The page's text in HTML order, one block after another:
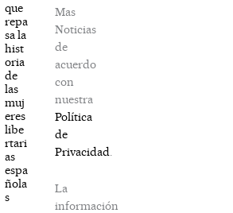
que
repa
sa la
hist
oria
de
las
muj
eres
libe
rtari
as
espa
ñola
s
Mas
Noticias
de
acuerdo
con
nuestra
Política
de
Privacidad
La
información